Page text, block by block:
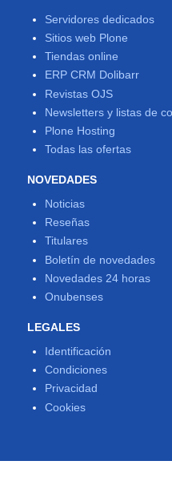
Servidores dedicados
Sitios web Plone
Tiendas online
ERP CRM Dolibarr
Revistas OJS
Newsletters y listas de
Plone Hosting
Todas las ofertas
NOVEDADES
Noticias
Reseñas
Titulares
Boletín de novedades
Novedades 24 horas
Onubenses
LEGALES
Identificación
Condiciones
Privacidad
Cookies